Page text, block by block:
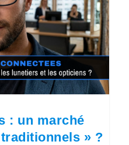
: un marché
» ?